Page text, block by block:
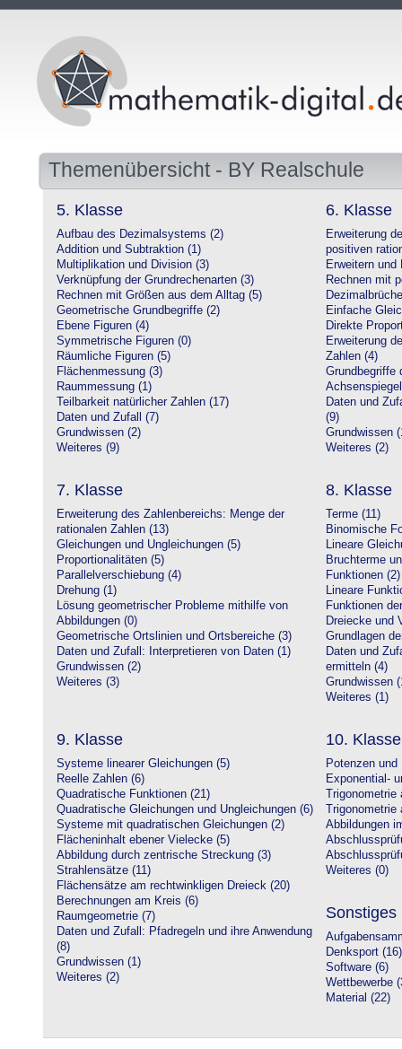
Themenübersicht - BY Realschule
5. Klasse
Aufbau des Dezimalsystems (2)
Addition und Subtraktion (1)
Multiplikation und Division (3)
Verknüpfung der Grundrechenarten (3)
Rechnen mit Größen aus dem Alltag (5)
Geometrische Grundbegriffe (2)
Ebene Figuren (4)
Symmetrische Figuren (0)
Räumliche Figuren (5)
Flächenmessung (3)
Raummessung (1)
Teilbarkeit natürlicher Zahlen (17)
Daten und Zufall (7)
Grundwissen (2)
Weiteres (9)
6. Klasse
Erweiterung
positiven
Erweitern und
Rechnen mit
Einfache
Direkte
Erweiterung
Zahlen (4)
Grundbegriffe
Daten und
(9)
Grundwissen
Weiteres (2)
7. Klasse
Erweiterung des Zahlenbereichs: Menge der
rationalen Zahlen (13)
Gleichungen und Ungleichungen (5)
Proportionalitäten (5)
Parallelverschiebung (4)
Drehung (1)
Lösung geometrischer Probleme mithilfe von
Abbildungen (0)
Geometrische Ortslinien und Ortsbereiche (3)
Daten und Zufall: Interpretieren von Daten (1)
Grundwissen (2)
Weiteres (3)
8. Klasse
Terme (11)
Binomische
Lineare
Bruchterme
Funktionen (2)
Lineare
Funktionen
Dreiecke und
Grundlagen
Daten und
ermitteln (4)
Grundwissen
Weiteres (1)
9. Klasse
Systeme linearer Gleichungen (5)
Reelle Zahlen (6)
Quadratische Funktionen (21)
Quadratische Gleichungen und Ungleichungen (6)
Systeme mit quadratischen Gleichungen (2)
Flächeninhalt ebener Vielecke (5)
Abbildung durch zentrische Streckung (3)
Strahlensätze (11)
Flächensätze am rechtwinkligen Dreieck (20)
Berechnungen am Kreis (6)
Raumgeometrie (7)
Daten und Zufall: Pfadregeln und ihre Anwendung
(8)
Grundwissen (1)
Weiteres (2)
10. Klasse
Potenzen
Exponential-
Abbildungen
Weiteres (0)
Sonstiges
Denksport (16)
Software (6)
Wettbewerbe
Material (22)